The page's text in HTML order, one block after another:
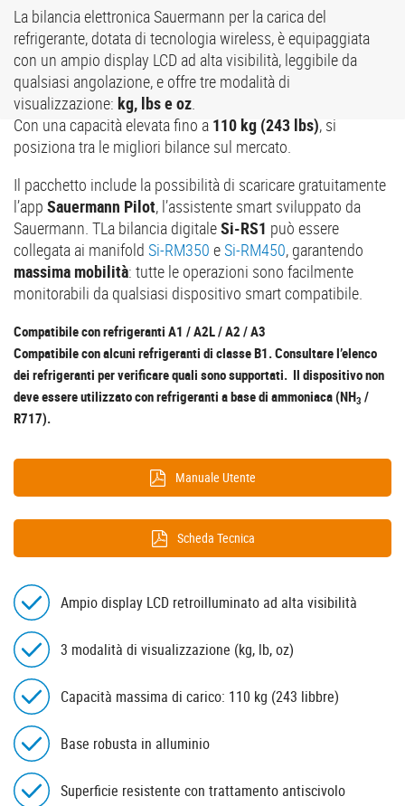
La bilancia elettronica Sauermann per la carica del
refrigerante, dotata di tecnologia wireless, è equipaggiata
con un ampio display LCD ad alta visibilità, leggibile da
qualsiasi angolazione, e offre tre modalità di
visualizzazione: kg, lbs e oz.
Con una capacità elevata fino a 110 kg (243 lbs), si
posiziona tra le migliori bilance sul mercato.
Il pacchetto include la possibilità di scaricare gratuitamente
l’app Sauermann Pilot, l’assistente smart sviluppato da
Sauermann. TLa bilancia digitaleSi-RS1 può essere
collegata ai manifold Si-RM350 eSi-RM450, garantendo
massima mobilità: tutte le operazioni sono facilmente
monitorabili da qualsiasi dispositivo smart compatibile.
Compatibile con refrigeranti A1 / A2L / A2 / A3
Compatibile con alcuni refrigeranti di classe B1. Consultare l’elenco
dei refrigeranti per verificare quali sono supportati. Il dispositivo non
deve essere utilizzato con refrigeranti a base di ammoniaca (NH3 /
R717).
Manuale Utente
Scheda Tecnica
Ampio display LCD retroilluminato ad alta visibilità
3 modalità di visualizzazione (kg, lb, oz)
Capacità massima di carico: 110 kg (243 libbre)
Base robusta in alluminio
Superficie resistente con trattamento antiscivolo